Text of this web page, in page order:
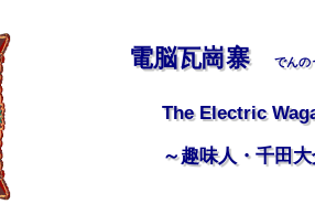
電脳瓦崗寨 でんの
The Electric
～趣味人・千田